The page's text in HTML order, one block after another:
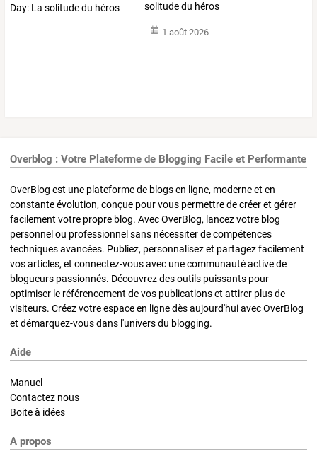
solitude du héros
1 août 2026
Overblog : Votre Plateforme de Blogging Facile et Performante
OverBlog est une plateforme de blogs en ligne, moderne et en
constante évolution, conçue pour vous permettre de créer et gérer
facilement votre propre blog. Avec OverBlog, lancez votre blog
personnel ou professionnel sans nécessiter de compétences
techniques avancées. Publiez, personnalisez et partagez facilement
vos articles, et connectez-vous avec une communauté active de
blogueurs passionnés. Découvrez des outils puissants pour
optimiser le référencement de vos publications et attirer plus de
visiteurs. Créez votre espace en ligne dès aujourd'hui avec OverBlog
et démarquez-vous dans l'univers du blogging.
Aide
Manuel
Contactez nous
Boite à idées
A propos